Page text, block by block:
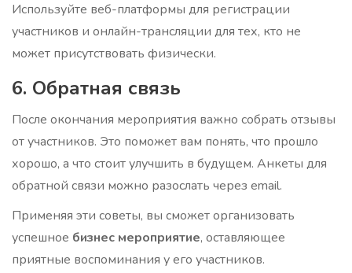
Используйте веб-платформы для регистрации
участников и онлайн-трансляции для тех, кто не
может присутствовать физически.
6. Обратная связь
После окончания мероприятия важно собрать отзывы
от участников. Это поможет вам понять, что прошло
хорошо, а что стоит улучшить в будущем. Анкеты для
обратной связи можно разослать через email.
Применяя эти советы, вы сможет организовать
успешное бизнес мероприятие, оставляющее
приятные воспоминания у его участников.